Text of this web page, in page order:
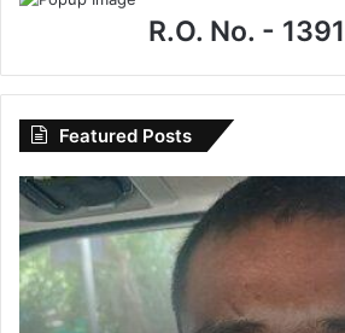
R.O. No. -
Featured Posts
Bhilai
News:
सिर
पर
पाना-
पेचकस